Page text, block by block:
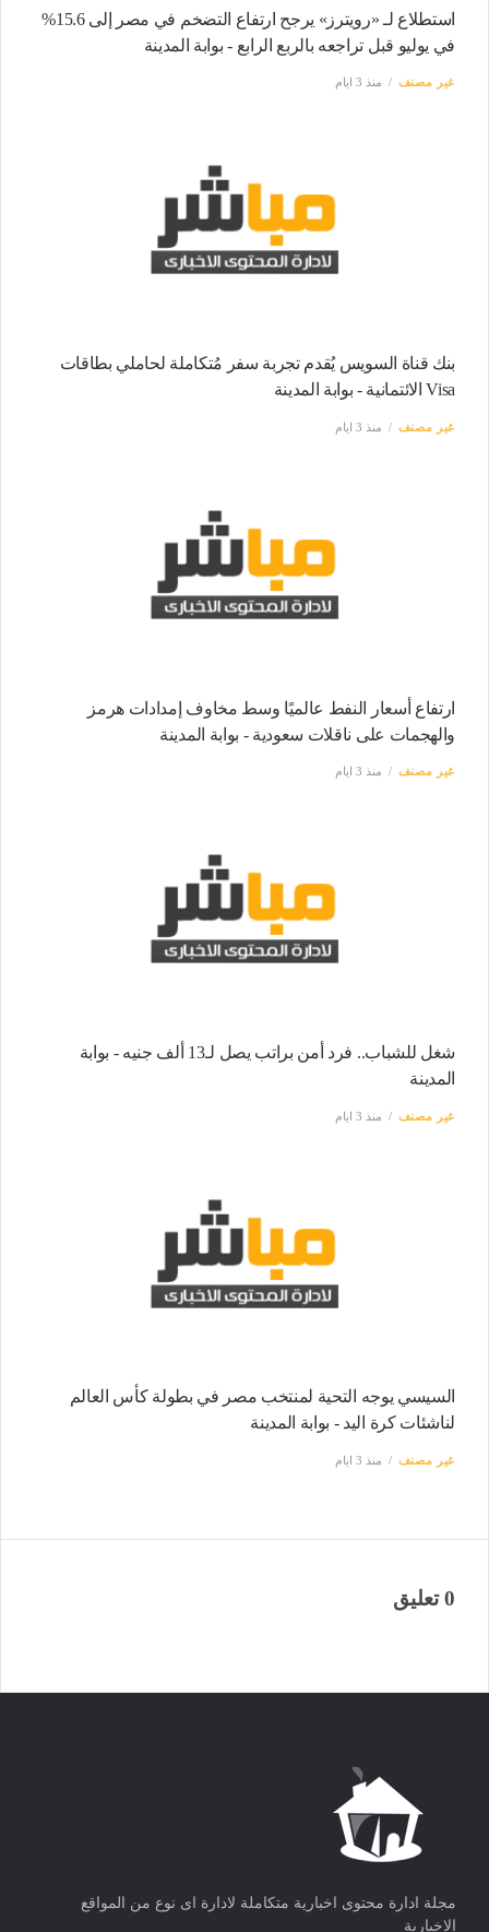
استطلاع لـ «رويترز» يرجح ارتفاع التضخم في مصر إلى 15.6%
في يوليو قبل تراجعه بالربع الرابع - بوابة المدينة
غير مصنف منذ 3 ايام
بنك قناة السويس يُقدم تجربة سفر مُتكاملة لحاملي بطاقات
Visa الائتمانية - بوابة المدينة
غير مصنف منذ 3 ايام
ارتفاع أسعار النفط عالميًا وسط مخاوف إمدادات هرمز
والهجمات على ناقلات سعودية - بوابة المدينة
غير مصنف منذ 3 ايام
شغل للشباب.. فرد أمن براتب يصل لـ13 ألف جنيه - بوابة
المدينة
غير مصنف منذ 3 ايام
السيسي يوجه التحية لمنتخب مصر في بطولة كأس العالم
لناشئات كرة اليد - بوابة المدينة
غير مصنف منذ 3 ايام
0 تعليق
مجلة ادارة محتوى اخبارية متكاملة لادارة اى نوع من المواقع
الاخبارية